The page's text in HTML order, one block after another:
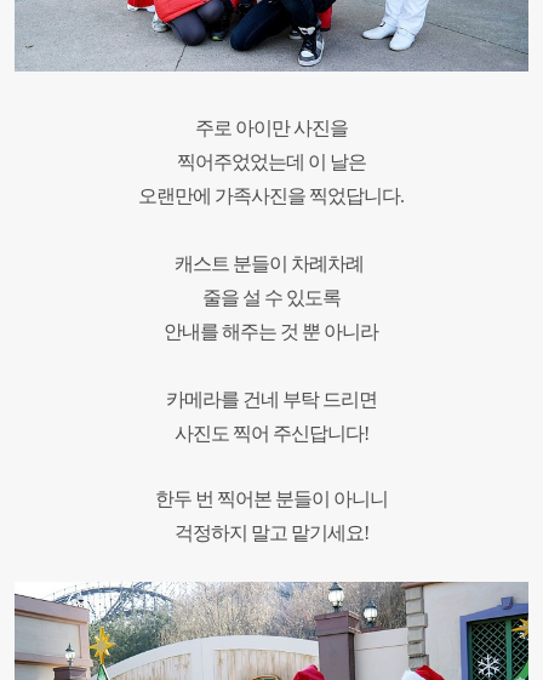
주로 아이만사진을
찍어주었었는데 이 날은
오랜만에 가족사진을 찍었답니다.
캐스트 분들이 차례차례
줄을 설 수 있도록
안내를 해주는 것 뿐 아니라
카메라를 건네 부탁 드리면
사진도 찍어 주신답니다!
한두 번 찍어본 분들이 아니니
걱정하지 말고 맡기세요!